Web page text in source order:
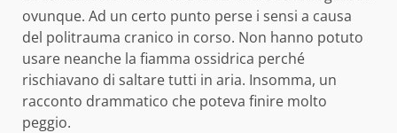
ovunque. Ad un certo punto perse i sensi a causa
del politrauma cranico in corso. Non hanno potuto
usare neanche la fiamma ossidrica perché
rischiavano di saltare tutti in aria. Insomma, un
racconto drammatico che poteva finire molto
peggio.